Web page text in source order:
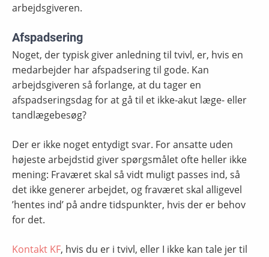
arbejdsgiveren.
Afspadsering
Noget, der typisk giver anledning til tvivl, er, hvis en
medarbejder har afspadsering til gode. Kan
arbejdsgiveren så forlange, at du tager en
afspadseringsdag for at gå til et ikke-akut læge- eller
tandlægebesøg?
Der er ikke noget entydigt svar. For ansatte uden
højeste arbejdstid giver spørgsmålet ofte heller ikke
mening: Fraværet skal så vidt muligt passes ind, så
det ikke generer arbejdet, og fraværet skal alligevel
’hentes ind’ på andre tidspunkter, hvis der er behov
for det.
Kontakt KF, hvis du er i tvivl, eller I ikke kan tale jer til